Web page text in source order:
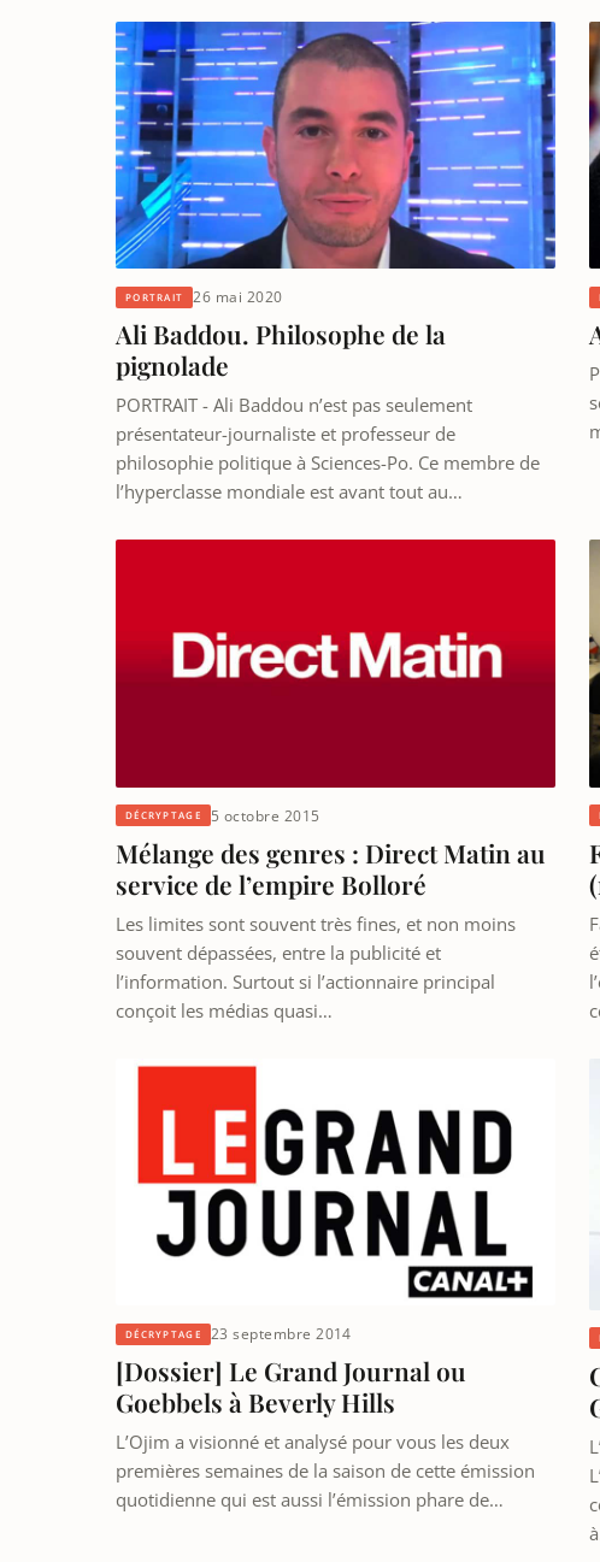
PORTRAIT 26 mai 2020
Ali Baddou. Philosophe de la
pignolade
PORTRAIT - Ali Baddou n’est pas seulement
présentateur-journaliste et professeur de
philosophie politique à Sciences-Po. Ce membre de
l’hyperclasse mondiale est avant tout au…
DÉCRYPTAGE 5 octobre 2015
Mélange des genres : Direct Matin au
service de l’empire Bolloré
Les limites sont souvent très fines, et non moins
souvent dépassées, entre la publicité et
l’information. Surtout si l’actionnaire principal
conçoit les médias quasi…
DÉCRYPTAGE 23 septembre 2014
[Dossier] Le Grand Journal ou
Goebbels à Beverly Hills
L’Ojim a visionné et analysé pour vous les deux
premières semaines de la saison de cette émission
quotidienne qui est aussi l’émission phare de…